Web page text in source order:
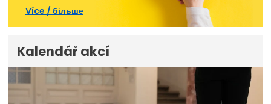
Více / більше
Kalendář akcí